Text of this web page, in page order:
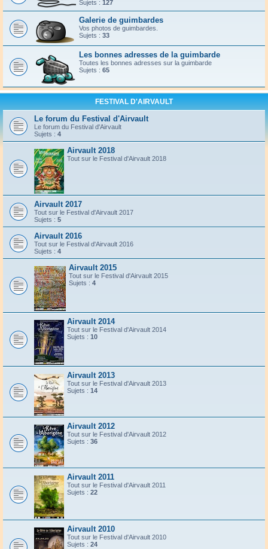
Sujets : 127
Galerie de guimbardes
Vos photos de guimbardes.
Sujets : 33
Les bonnes adresses de la guimbarde
Toutes les bonnes adresses sur la guimbarde
Sujets : 65
FESTIVAL D'AIRVAULT
Le forum du Festival d'Airvault
Le forum du Festival d'Airvault
Sujets : 4
Airvault 2018
Tout sur le Festival d'Airvault 2018
Airvault 2017
Tout sur le Festival d'Airvault 2017
Sujets : 5
Airvault 2016
Tout sur le Festival d'Airvault 2016
Sujets : 4
Airvault 2015
Tout sur le Festival d'Airvault 2015
Sujets : 4
Airvault 2014
Tout sur le Festival d'Airvault 2014
Sujets : 10
Airvault 2013
Tout sur le Festival d'Airvault 2013
Sujets : 14
Airvault 2012
Tout sur le Festival d'Airvault 2012
Sujets : 36
Airvault 2011
Tout sur le Festival d'Airvault 2011
Sujets : 22
Airvault 2010
Tout sur le Festival d'Airvault 2010
Sujets : 24